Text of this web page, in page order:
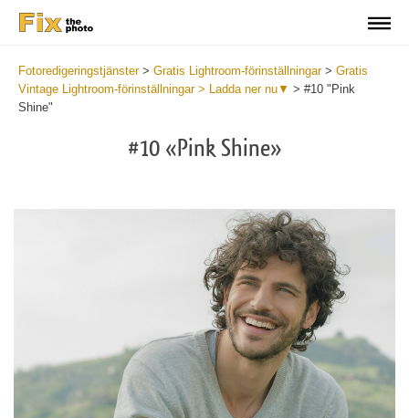
Fotoredigeringstjänster> Gratis Lightroom-förinställningar> Gratis
Vintage Lightroom-förinställningar > Ladda ner nu▼ > #10 "Pink
Shine"
#10 «Pink Shine»